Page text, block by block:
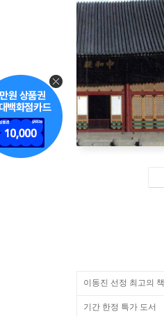
이동진 선정 최고의 책
기간 한정 특가 도서